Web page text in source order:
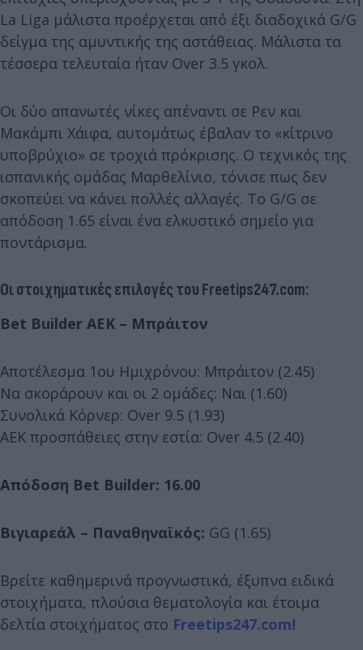
La Liga μάλιστα προέρχεται από έξι διαδοχικά G/G
δείγμα της αμυντικής της αστάθειας. Μάλιστα τα
τέσσερα τελευταία ήταν Over 3.5 γκολ.
Οι δύο απανωτές νίκες απέναντι σε Ρεν και
Μακάμπι Χάιφα, αυτομάτως έβαλαν το «κίτρινο
υποβρύχιο» σε τροχιά πρόκρισης. Ο τεχνικός της
ισπανικής ομάδας Μαρθελίνιο, τόνισε πως δεν
σκοπεύει να κάνει πολλές αλλαγές. Τo G/G σε
απόδοση 1.65 είναι ένα ελκυστικό σημείο για
ποντάρισμα.
Οι στοιχηματικές επιλογές του Freetips247.com:
Bet Builder ΑΕΚ – Μπράιτον
Αποτέλεσμα 1ου Ημιχρόνου: Μπράιτον (2.45)
Να σκοράρουν και οι 2 ομάδες: Ναι (1.60)
Συνολικά Κόρνερ: Over 9.5 (1.93)
ΑΕΚ προσπάθειες στην εστία: Over 4.5 (2.40)
Απόδοση Bet Builder: 16.00
Βιγιαρεάλ – Παναθηναϊκός: GG (1.65)
Βρείτε καθημερινά προγνωστικά, έξυπνα ειδικά
στοιχήματα, πλούσια θεματολογία και έτοιμα
δελτία στοιχήματος στο Freetips247.com!